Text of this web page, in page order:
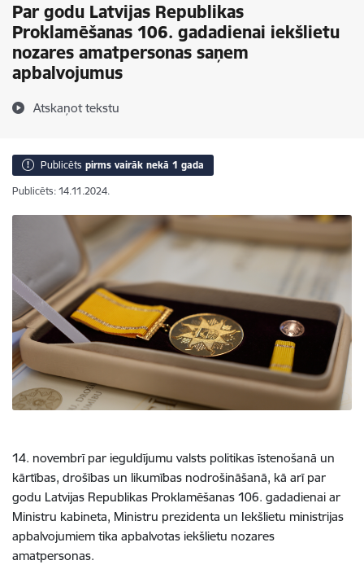
Par godu Latvijas Republikas
Proklamēšanas 106. gadadienai iekšlietu
nozares amatpersonas saņem
apbalvojumus
Atskaņot tekstu
Publicēts pirms vairāk nekā 1 gada
Publicēts: 14.11.2024.
14. novembrī par ieguldījumu valsts politikas īstenošanā un
kārtības, drošības un likumības nodrošināšanā, kā arī par
godu Latvijas Republikas Proklamēšanas 106. gadadienai ar
Ministru kabineta, Ministru prezidenta un Iekšlietu ministrijas
apbalvojumiem tika apbalvotas iekšlietu nozares
amatpersonas.